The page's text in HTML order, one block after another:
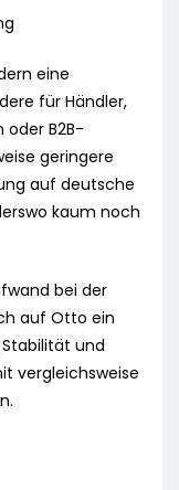
eine
für Händler,
oder B2B-
geringere
auf deutsche
kaum noch
bei der
auf Otto ein
und
vergleichsweise